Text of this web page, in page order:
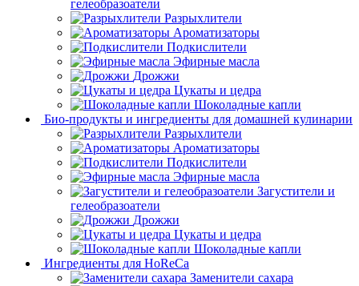
гелеобразоатели
Разрыхлители
Ароматизаторы
Подкислители
Эфирные масла
Дрожжи
Цукаты и цедра
Шоколадные капли
Био-продукты и ингредиенты для домашней кулинарии
Разрыхлители
Ароматизаторы
Подкислители
Эфирные масла
Загустители и
гелеобразоатели
Дрожжи
Цукаты и цедра
Шоколадные капли
Ингредиенты для HoReCa
Заменители сахара